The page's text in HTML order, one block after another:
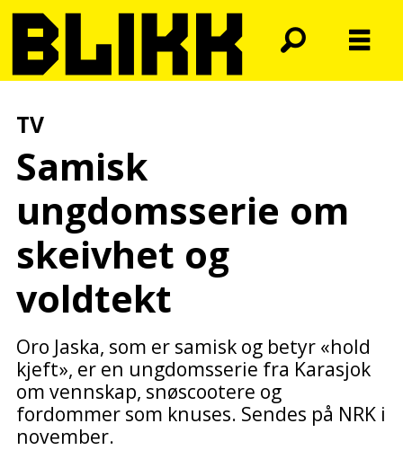
TV
Samisk
ungdomsserie om
skeivhet og
voldtekt
Oro Jaska, som er samisk og betyr «hold
kjeft», er en ungdomsserie fra Karasjok
om vennskap, snøscootere og
fordommer som knuses. Sendes på NRK i
november.